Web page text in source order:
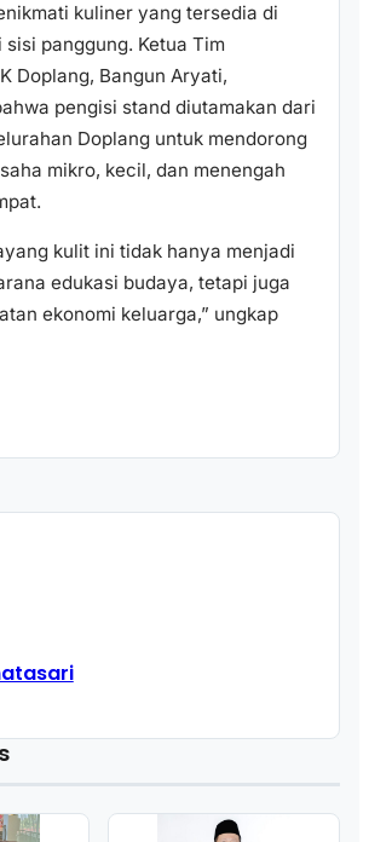
kuliner yang tersedia di
panggung. Ketua Tim
Doplang, Bangun Aryati,
pengisi stand diutamakan dari
Doplang untuk mendorong
mikro, kecil, dan menengah
kulit ini tidak hanya menjadi
edukasi budaya, tetapi juga
ekonomi keluarga,” ungkap